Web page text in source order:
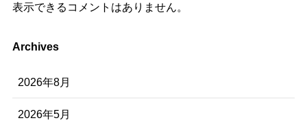
表示できるコメントはありません。
Archives
2026年8月
2026年5月